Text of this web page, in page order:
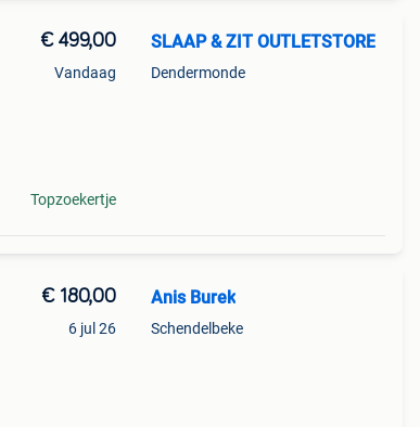
€ 499,00
Vandaag
Topzoekertje
SLAAP & ZIT OUTLETSTORE
Dendermonde
€ 180,00
6 jul 26
Anis Burek
Schendelbeke